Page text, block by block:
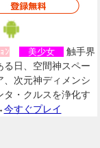
ﾝ 美少女
触手界
る日、空間神スペー
、次元神ディメンシ
タ・クルスを浄化す
今すぐプレイ